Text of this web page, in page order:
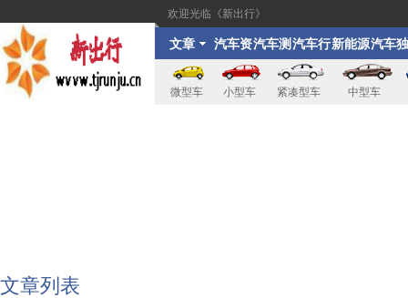
欢迎光临《新出行》
文章 汽车资
讯
汽车测
评
汽车行
业
新能源汽车独
家
微型车 小型车 紧凑型车 中型车
文章列表